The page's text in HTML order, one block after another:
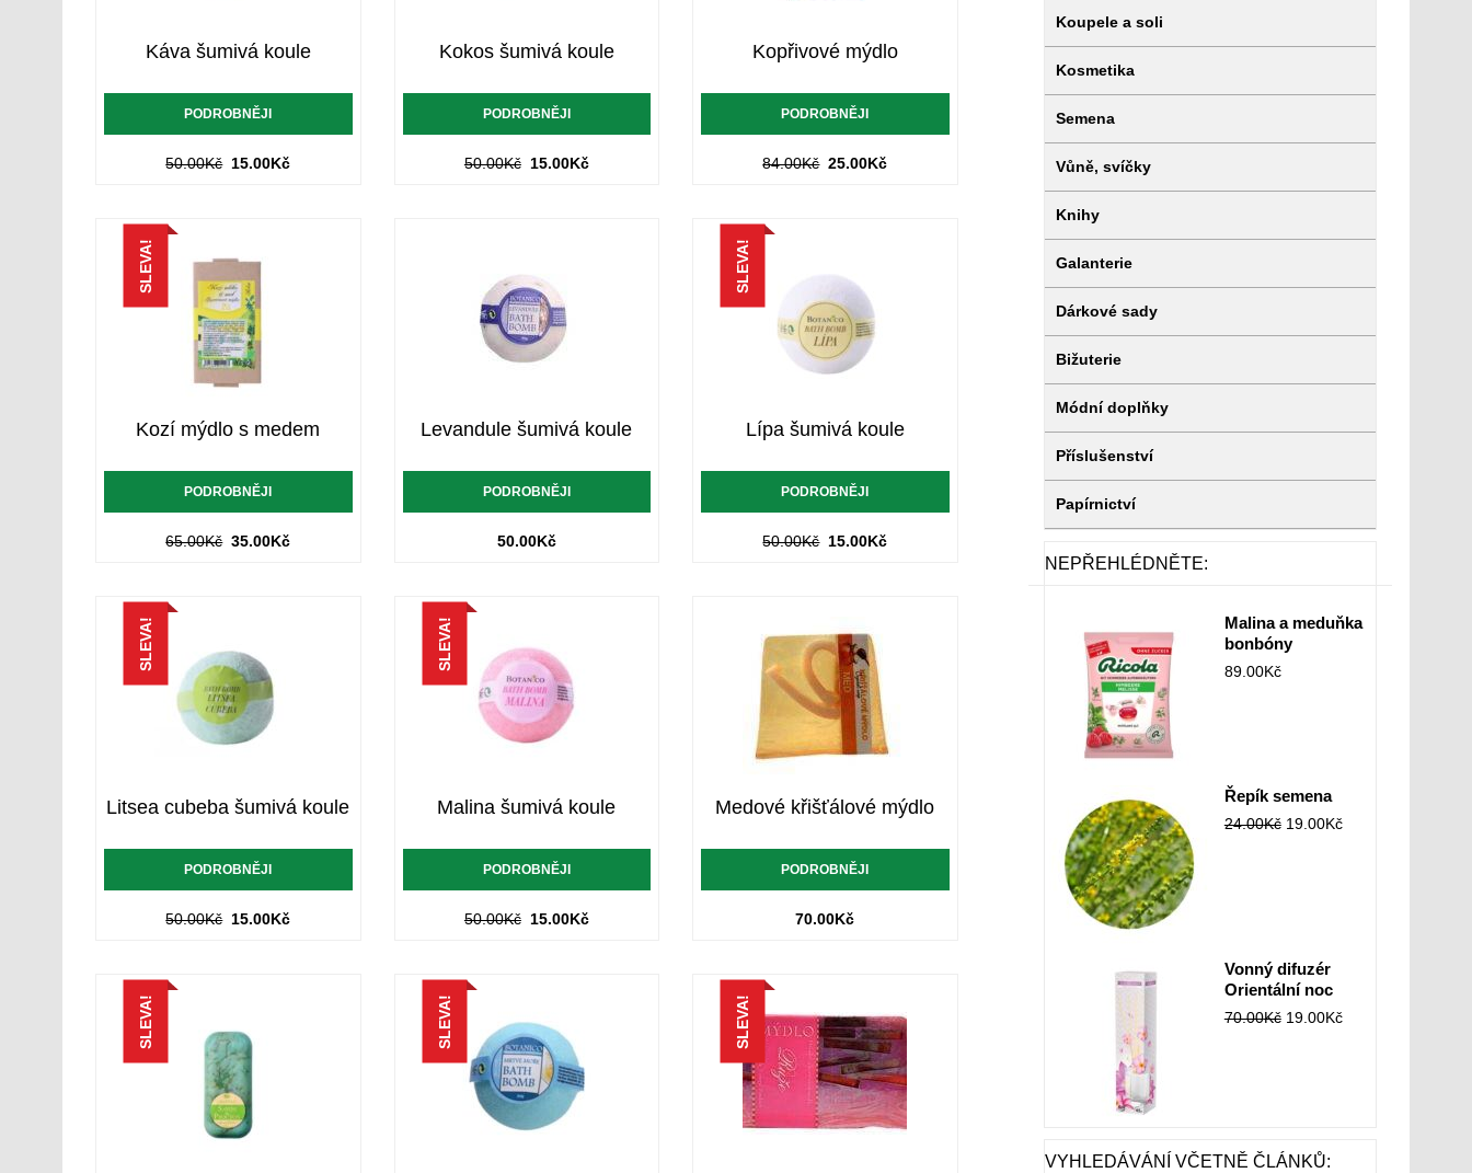
Káva šumivá koule
PODROBNĚJI
50.00Kč 15.00Kč
Kokos šumivá koule
PODROBNĚJI
50.00Kč 15.00Kč
Kopřivové mýdlo
PODROBNĚJI
84.00Kč 25.00Kč
SLEVA!
Kozí mýdlo s medem
PODROBNĚJI
65.00Kč 35.00Kč
Levandule šumivá koule
PODROBNĚJI
50.00Kč
SLEVA!
Lípa šumivá koule
PODROBNĚJI
50.00Kč 15.00Kč
SLEVA!
Litsea cubeba šumivá koule
PODROBNĚJI
50.00Kč 15.00Kč
SLEVA!
Malina šumivá koule
PODROBNĚJI
50.00Kč 15.00Kč
Medové křišťálové mýdlo
PODROBNĚJI
70.00Kč
SLEVA! SLEVA! SLEVA!
Koupele a soli
Kosmetika
Semena
Vůně, svíčky
Knihy
Galanterie
Dárkové sady
Bižuterie
Módní doplňky
Příslušenství
Papírnictví
NEPŘEHLÉDNĚTE:
Malina a meduňka
bonbóny
89.00Kč
Řepík semena
24.00Kč 19.00Kč
Vonný difuzér
Orientální noc
70.00Kč 19.00Kč
VYHLEDÁVÁNÍ VČETNĚ ČLÁNKŮ: